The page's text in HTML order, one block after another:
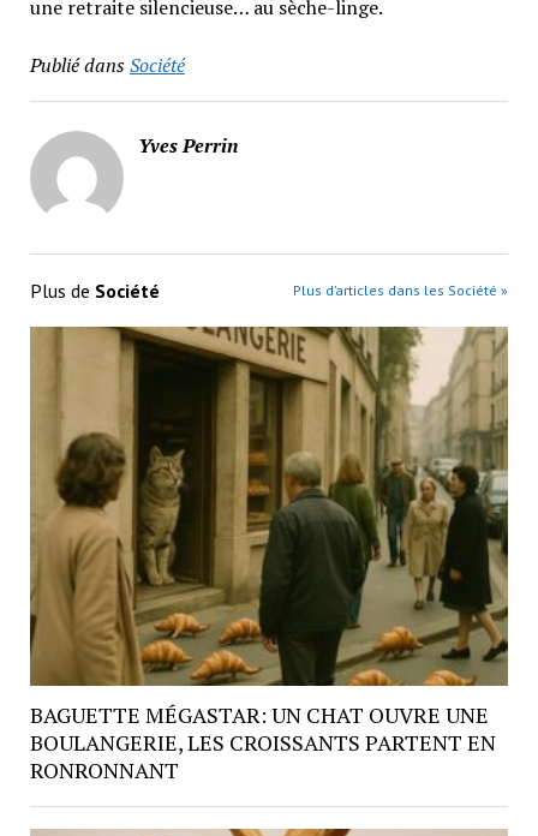
une retraite silencieuse… au sèche-linge.
Publié dansSociété
Yves Perrin
Plus de Société Plus d’articles dans les Société »
BAGUETTE MÉGASTAR: UN CHAT OUVRE UNE
BOULANGERIE, LES CROISSANTS PARTENT EN
RONRONNANT